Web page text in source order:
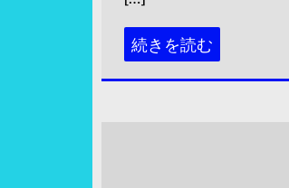
続きを読む